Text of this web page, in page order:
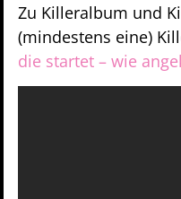
Zu Killeralbum und
(mindestens eine)
die startet – wie